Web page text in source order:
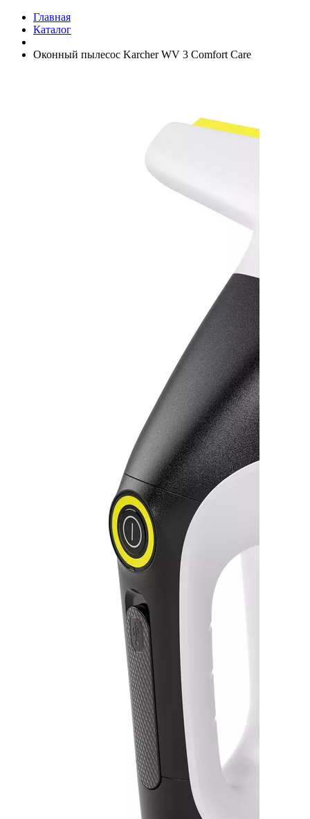
Главная
Каталог
Оконный пылесос Karcher WV 3 Comfort Care